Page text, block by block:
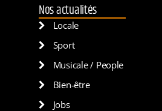
Nos actualités
Locale
Sport
Musicale / People
Bien-être
Jobs